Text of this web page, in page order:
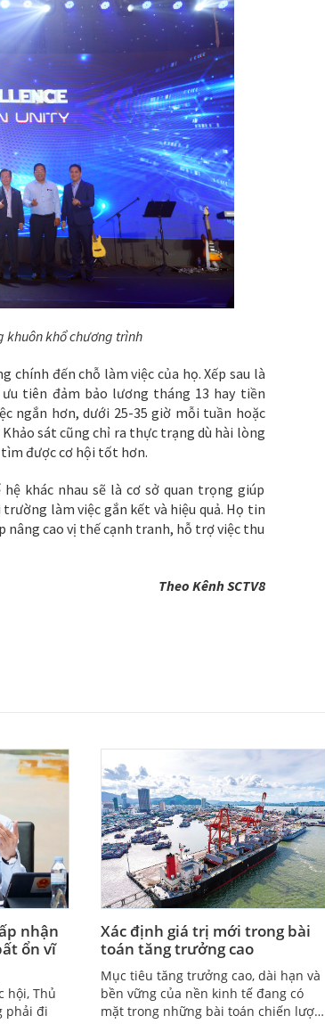
khuôn khổ chương trình
chính đến chỗ làm việc của họ. Xếp sau là
tiên đảm bảo lương tháng 13 hay tiền
ngắn hơn, dưới 25-35 giờ mỗi tuần hoặc
sát cũng chỉ ra thực trạng dù hài lòng
tìm được cơ hội tốt hơn.
khác nhau sẽ là cơ sở quan trọng giúp
làm việc gắn kết và hiệu quả. Họ tin
nâng cao vị thế cạnh tranh, hỗ trợ việc thu
Theo Kênh SCTV8
nhận
ổn vĩ
hội, Thủ
phải đi
Xác định giá trị mới trong bài
toán tăng trưởng cao
Mục tiêu tăng trưởng cao, dài hạn và
bền vững của nền kinh tế đang có
mặt trong những bài toán chiến lược